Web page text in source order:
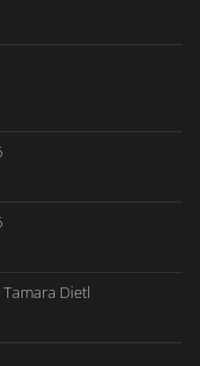
Dietl